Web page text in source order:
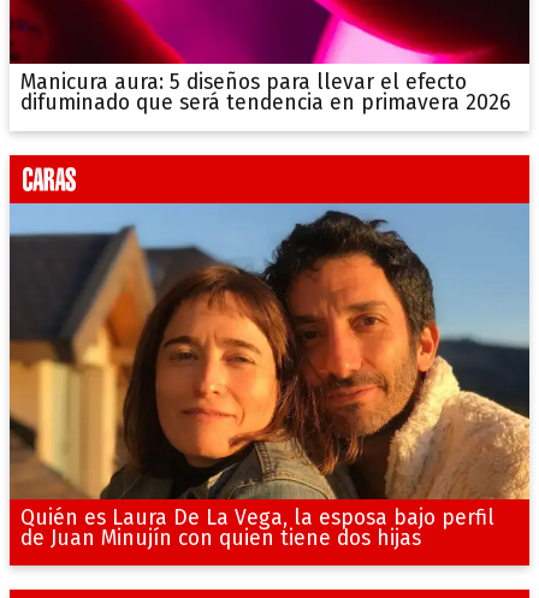
Manicura aura: 5 diseños para llevar el efecto
difuminado que será tendencia en primavera 2026
Quién es Laura De La Vega, la esposa bajo perfil
de Juan Minujín con quien tiene dos hijas